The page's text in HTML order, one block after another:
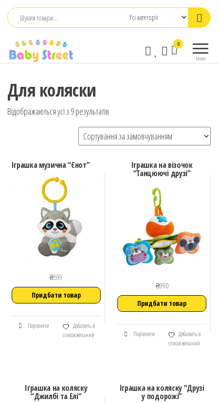
Перейти
babystreet.com.ua
– інтернет-
бажань
та
іграшки,
одяг
Меню
0
Для коляски
Відображаються усі з 9 результатів
Іграшка музична “Єнот”
₴599
Придбати товар
Порівняти
Добавить в
список желаний
Іграшка на візочок
“Танцюючі друзі”
₴990
Придбати товар
Порівняти
Добавить в
список желаний
Іграшка на коляску
“Джилбі та Елі”
Іграшка на коляску “Друзі
у подорожі”